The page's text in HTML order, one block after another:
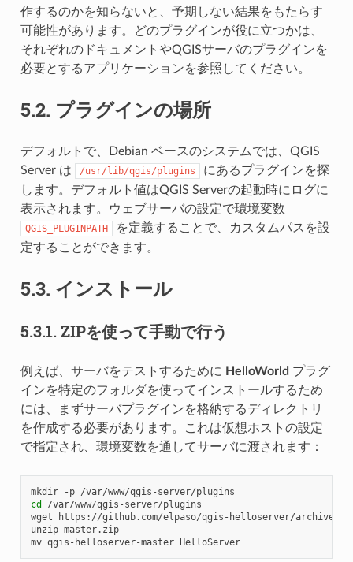
作するのかを知らないと、予期しない結果をもたらす
可能性があります。どのプラグインが役に立つかは、
それぞれのドキュメントやQGISサーバのプラグインを
必要とするアプリケーションを参照してください。
5.2. プラグインの場所
デフォルトで、Debian ベースのシステムでは、QGIS
Server は
/usr/lib/qgis/plugins
にあるプラグインを探
します。デフォルト値はQGIS Serverの起動時にログに
表示されます。ウェブサーバの設定で環境変数
QGIS_PLUGINPATH
を定義することで、カスタムパスを設
定することができます。
5.3. インストール
5.3.1. ZIPを使って手動で行う
例えば、サーバをテストするために HelloWorld プラグ
インを特定のフォルダを使ってインストールするため
には、まずサーバプラグインを格納するディレクトリ
を作成する必要があります。これは仮想ホストの設定
で指定され、環境変数を通してサーバに渡されます：
mkdir -p
cd
/var/www/qgis-server/plugins
wget
https://github.com/elpaso/qgis-helloserver/archive/
unzip master.zip
mv qgis-helloserver-master HelloServer